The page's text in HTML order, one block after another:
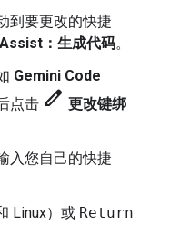
到要更改的快捷
：生成代码。
Gemini Code
点击 edit 更改键绑
入您自己的快捷
Linux）或 Return